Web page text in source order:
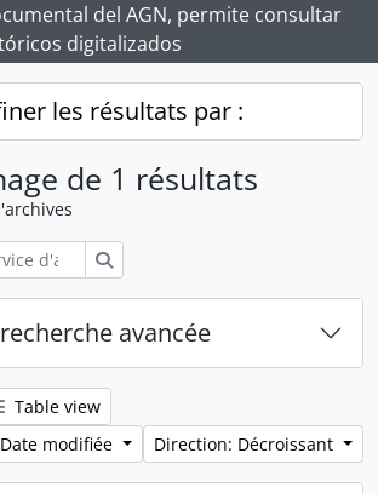
del AGN, permite consultar
digitalizados
les résultats par :
de 1 résultats
avancée
Table view
modifiée
Direction: Décroissant